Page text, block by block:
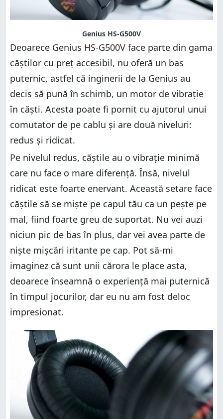
Genius HS-G500V
Deoarece Genius HS-G500V face parte din gama
căștilor cu preț accesibil, nu oferă un bas
puternic, astfel că inginerii de la Genius au
decis să pună în schimb, un motor de vibrație
în căști. Acesta poate fi pornit cu ajutorul unui
comutator de pe cablu și are două niveluri:
redus și ridicat.
Pe nivelul redus, căștile au o vibrație minimă
care nu face o mare diferență. Însă, nivelul
ridicat este foarte enervant. Această setare face
căștile să se miște pe capul tău ca un pește pe
mal, fiind foarte greu de suportat. Nu vei auzi
niciun pic de bas în plus, dar vei avea parte de
niște mișcări iritante pe cap. Pot să-mi
imaginez că sunt unii cărora le place asta,
deoarece înseamnă o experiență mai puternică
în timpul jocurilor, dar eu nu am fost deloc
impresionat.